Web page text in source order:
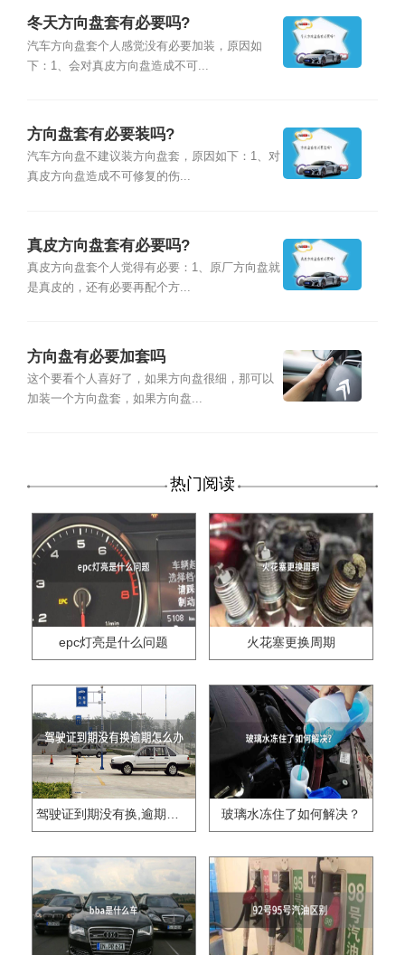
冬天方向盘套有必要吗?
汽车方向盘套个人感觉没有必要加装，原因如
下：1、会对真皮方向盘造成不可...
方向盘套有必要装吗?
汽车方向盘不建议装方向盘套，原因如下：1、对
真皮方向盘造成不可修复的伤...
真皮方向盘套有必要吗?
真皮方向盘套个人觉得有必要：1、原厂方向盘就
是真皮的，还有必要再配个方...
方向盘有必要加套吗
这个要看个人喜好了，如果方向盘很细，那可以
加装一个方向盘套，如果方向盘...
热门阅读
epc灯亮是什么问题 火花塞更换周期
驾驶证到期没有换,逾期怎么办?? 玻璃水冻住了如何解决？